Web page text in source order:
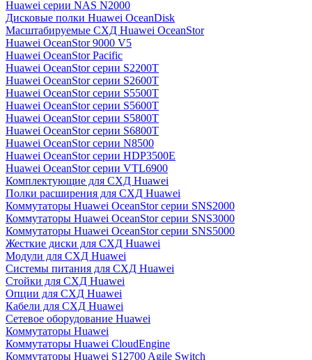
Huawei серии NAS N2000
Дисковые полки Huawei OceanDisk
Масштабируемые СХД Huawei OceanStor
Huawei OceanStor 9000 V5
Huawei OceanStor Pacific
Huawei OceanStor серии S2200T
Huawei OceanStor серии S2600T
Huawei OceanStor серии S5500T
Huawei OceanStor серии S5600T
Huawei OceanStor серии S5800T
Huawei OceanStor серии S6800T
Huawei OceanStor серии N8500
Huawei OceanStor серии HDP3500E
Huawei OceanStor серии VTL6900
Комплектующие для СХД Huawei
Полки расширения для СХД Huawei
Коммутаторы Huawei OceanStor серии SNS2000
Коммутаторы Huawei OceanStor серии SNS3000
Коммутаторы Huawei OceanStor серии SNS5000
Жесткие диски для СХД Huawei
Модули для СХД Huawei
Системы питания для СХД Huawei
Стойки для СХД Huawei
Опции для СХД Huawei
Кабели для СХД Huawei
Сетевое оборудование Huawei
Коммутаторы Huawei
Коммутаторы Huawei CloudEngine
Коммутаторы Huawei S12700 Agile Switch